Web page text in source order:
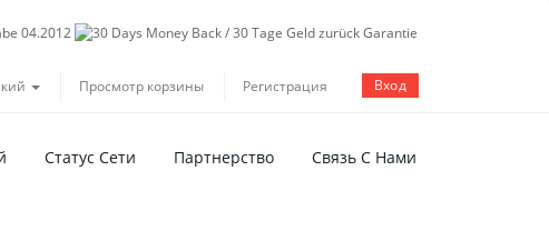
Просмотр корзины Регистрация Вход
Статус Сети Партнерство Связь С Нами